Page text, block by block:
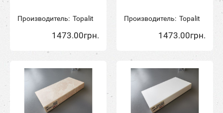
Производитель: Topalit
1473.00грн.
Производитель: Topalit
1473.00грн.